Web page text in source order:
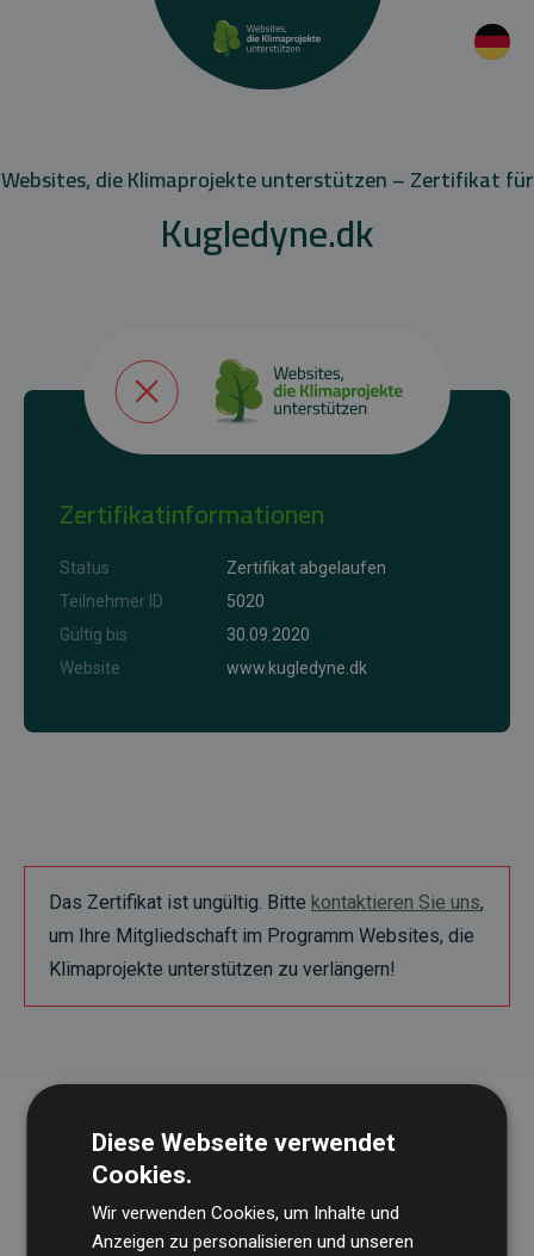
Websites, die Klimaprojekte unterstützen – Zertifikat für
Kugledyne.dk
Zertifikatinformationen
Status
Zertifikat abgelaufen
Teilnehmer ID
5020
Gültig bis
30.09.2020
Website
www.kugledyne.dk
Das Zertifikat ist ungültig. Bitte kontaktieren Sie uns,
um Ihre Mitgliedschaft im Programm Websites, die
Klimaprojekte unterstützen zu verlängern!
Diese Webseite verwendet
Cookies.
Wir verwenden Cookies, um Inhalte und
Anzeigen zu personalisieren und unseren